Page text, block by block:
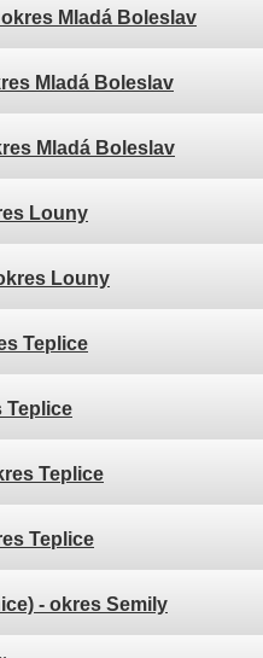
Mladá Boleslav
Mladá Boleslav
Mladá Boleslav
Louny
Louny
Teplice
Teplice
Teplice
Teplice
- okres Semily